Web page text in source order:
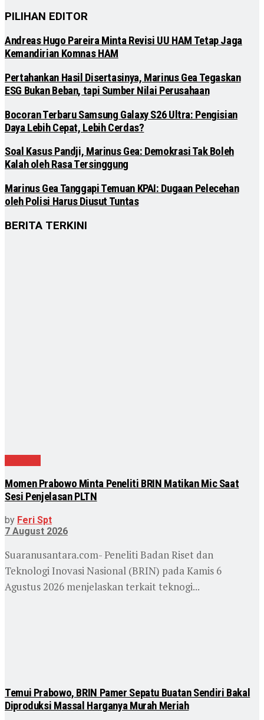
PILIHAN EDITOR
Andreas Hugo Pareira Minta Revisi UU HAM Tetap Jaga
Kemandirian Komnas HAM
Pertahankan Hasil Disertasinya, Marinus Gea Tegaskan
ESG Bukan Beban, tapi Sumber Nilai Perusahaan
Bocoran Terbaru Samsung Galaxy S26 Ultra: Pengisian
Daya Lebih Cepat, Lebih Cerdas?
Soal Kasus Pandji, Marinus Gea: Demokrasi Tak Boleh
Kalah oleh Rasa Tersinggung
Marinus Gea Tanggapi Temuan KPAI: Dugaan Pelecehan
oleh Polisi Harus Diusut Tuntas
BERITA TERKINI
Momen Prabowo Minta Peneliti BRIN Matikan Mic Saat
Sesi Penjelasan PLTN
by Feri Spt
7 August 2026
Suaranusantara.com- Peneliti Badan Riset dan
Teknologi Inovasi Nasional (BRIN) pada Kamis 6
Agustus 2026 menjelaskan terkait teknogi...
Temui Prabowo, BRIN Pamer Sepatu Buatan Sendiri Bakal
Diproduksi Massal Harganya Murah Meriah